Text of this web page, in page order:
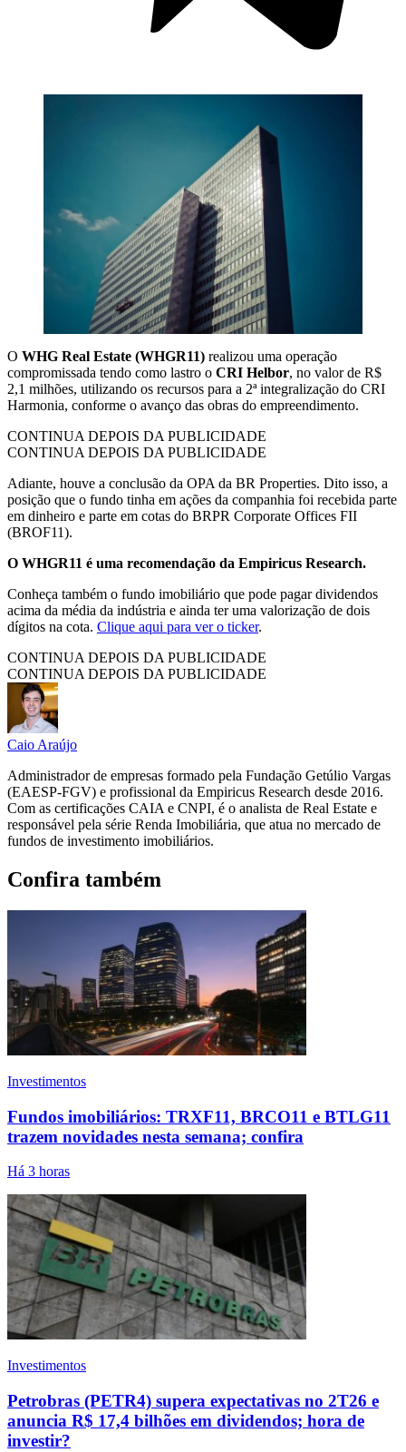
O WHG Real Estate (WHGR11) realizou uma operação
compromissada tendo como lastro o CRI Helbor, no valor de R$
2,1 milhões, utilizando os recursos para a 2ª integralização do CRI
Harmonia, conforme o avanço das obras do empreendimento.
CONTINUA DEPOIS DA PUBLICIDADE
CONTINUA DEPOIS DA PUBLICIDADE
Adiante, houve a conclusão da OPA da BR Properties. Dito isso, a
posição que o fundo tinha em ações da companhia foi recebida parte
em dinheiro e parte em cotas do BRPR Corporate Offices FII
(BROF11).
O WHGR11 é uma recomendação da Empiricus Research.
Conheça também o fundo imobiliário que pode pagar dividendos
acima da média da indústria e ainda ter uma valorização de dois
dígitos na cota. Clique aqui para ver o ticker.
CONTINUA DEPOIS DA PUBLICIDADE
CONTINUA DEPOIS DA PUBLICIDADE
Caio Araújo
Administrador de empresas formado pela Fundação Getúlio Vargas
(EAESP-FGV) e profissional da Empiricus Research desde 2016.
Com as certificações CAIA e CNPI, é o analista de Real Estate e
responsável pela série Renda Imobiliária, que atua no mercado de
fundos de investimento imobiliários.
Confira também
Investimentos
Fundos imobiliários: TRXF11, BRCO11 e BTLG11
trazem novidades nesta semana; confira
Há 3 horas
Investimentos
Petrobras (PETR4) supera expectativas no 2T26 e
anuncia R$ 17,4 bilhões em dividendos; hora de
investir?